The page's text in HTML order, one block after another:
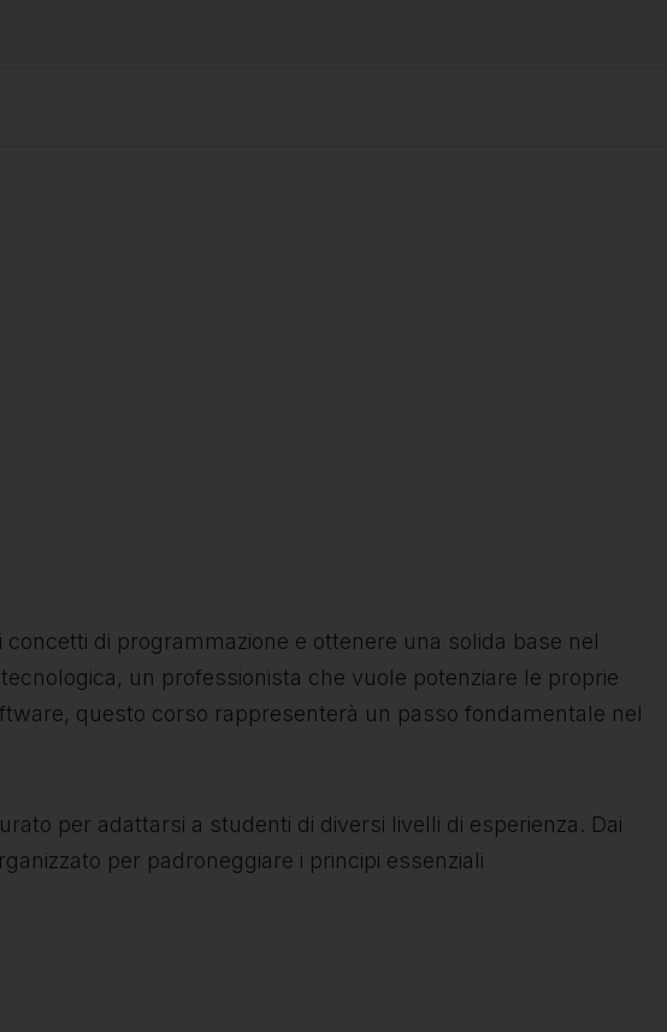
di programmazione e ottenere una solida base nel
un professionista che vuole potenziare le proprie
questo corso rappresenterà un passo fondamentale nel
per adattarsi a studenti di diversi livelli di esperienza. Dai
per padroneggiare i principi essenziali